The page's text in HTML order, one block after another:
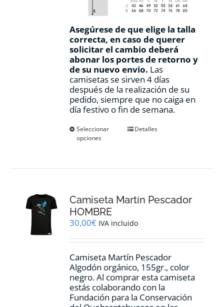
Asegúrese de que elige la talla
correcta, en caso de querer
solicitar el cambio deberá
abonar los portes de retorno y
de su nuevo envio. Las
camisetas se sirven 4 días
después de la realización de su
pedido, siempre que no caiga en
día festivo o fin de semana.
Seleccionar
opciones
Este
se
elegir
en
la
de
producto
Detalles
Camiseta Martín Pescador
HOMBRE
30,00€ IVA incluido
Camiseta Martín Pescador
Algodón orgánico, 155gr., color
negro. Al comprar esta camiseta
estás colaborando con la
Fundación para la Conservación